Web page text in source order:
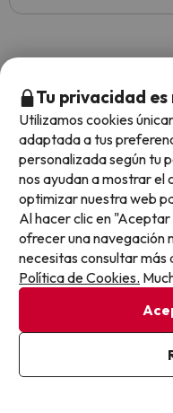
Opiniones sobre
Trustpilot
4.7 sobre 5 basado
Tu privacidad
Utilizamos cookies
adaptada a tus
personalizada según tu
nos ayudan a mostrar el
optimizar nuestra web
Al hacer clic en
ofrecer una navegación
necesitas consultar más
Política de Cookies.